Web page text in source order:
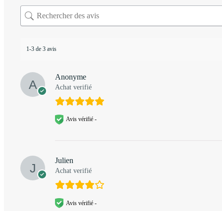
1-3 de 3 avis
Anonyme
Achat verifié
Avis vérifié -
Julien
Achat verifié
Avis vérifié -